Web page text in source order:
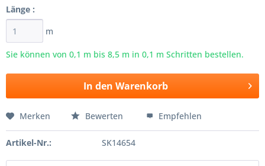
Länge :
m
Sie können von 0,1 m bis 8,5 m in 0,1 m Schritten bestellen.
In den Warenkorb
Merken Bewerten Empfehlen
Artikel-Nr.: SK14654